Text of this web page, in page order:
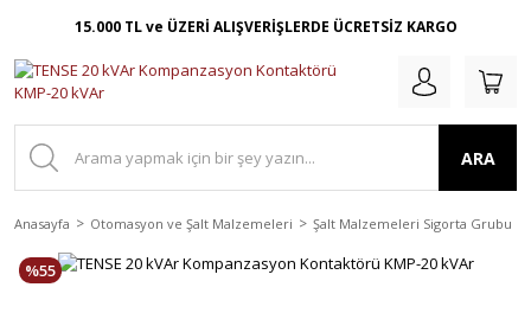
15.000 TL ve ÜZERİ ALIŞVERİŞLERDE ÜCRETSİZ KARGO
ARA
Anasayfa Otomasyon ve Şalt Malzemeleri Şalt Malzemeleri Sigorta Grubu
%55